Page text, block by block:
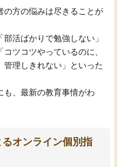
の方の悩みは尽きることが
部活ばかりで勉強しない」
コツコツやっているのに、
管理しきれない」といった
も、最新の教育事情がわ
るオンライン個別指